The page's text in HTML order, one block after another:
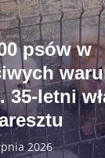
psów w
35-letni
2026